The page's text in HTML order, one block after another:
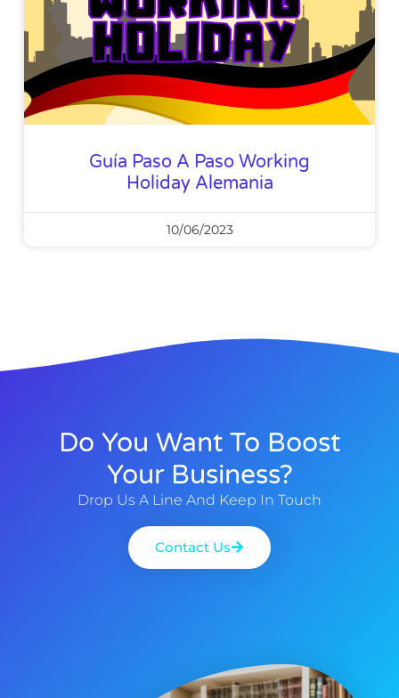
Guía Paso A Paso Working
Holiday Alemania
10/06/2023
Do You Want To Boost
Your Business?
Drop Us A Line And Keep In Touch
Contact Us